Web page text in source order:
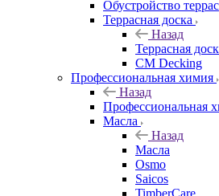
Обустройство террас
Террасная доска
Назад
Террасная
CM Decking
Профессиональная химия
Назад
Профессиональная
Масла
Назад
Масла
Osmo
Saicos
TimberCare